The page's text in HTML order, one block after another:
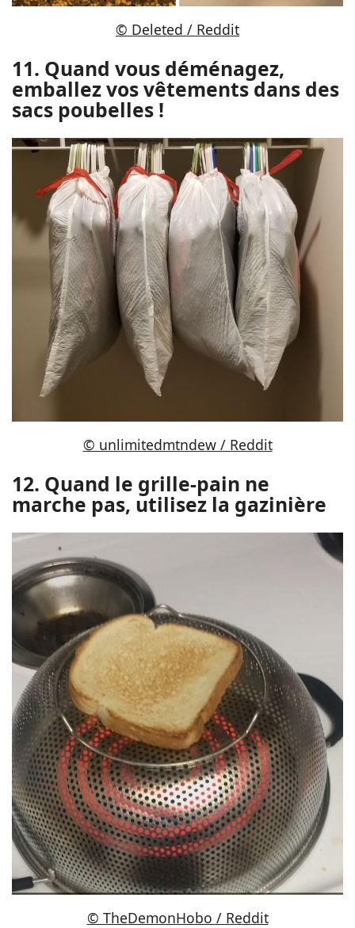
© Deleted / Reddit
11. Quand vous déménagez,
emballez vos vêtements dans des
sacs poubelles !
© unlimitedmtndew / Reddit
12. Quand le grille-pain ne
marche pas, utilisez la gazinière
© TheDemonHobo / Reddit